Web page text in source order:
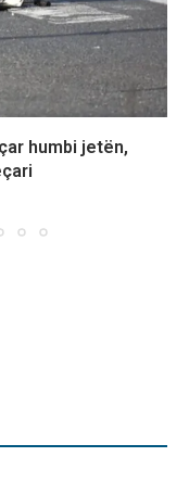
humbi jetën,